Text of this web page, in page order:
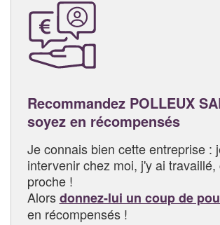
Recommandez POLLEUX
soyez en récompensés
Je connais bien cette entreprise :
intervenir chez moi, j'y ai travaillé,
proche !
Alorsdonnez-lui un coup de
en récompensés !